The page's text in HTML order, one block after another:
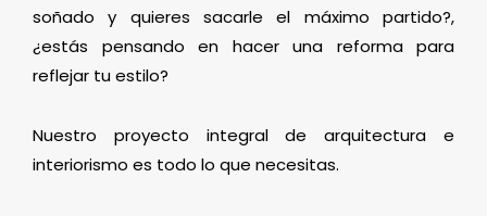
soñado y quieres sacarle el máximo partido?,
¿estás pensando en hacer una reforma para
reflejar tu estilo?
Nuestro proyecto integral de arquitectura e
interiorismo es todo lo que necesitas.